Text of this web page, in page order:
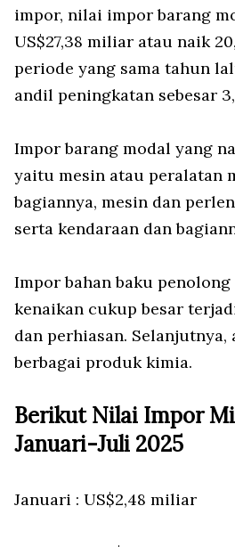
impor, nilai impor barang
US$27,38 miliar atau naik
periode yang sama tahun
andil peningkatan sebesar
Impor barang modal yang
yaitu mesin atau peralatan
bagiannya, mesin dan
serta kendaraan dan
Impor bahan baku penolong
kenaikan cukup besar
dan perhiasan. Selanjutnya,
berbagai produk kimia.
Berikut Nilai Impor
Januari-Juli 2025
Januari : US$2,48 miliar